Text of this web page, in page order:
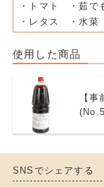
・トマト ・茹で
・レタス ・水
使用した商品
【
SNSでシェアする